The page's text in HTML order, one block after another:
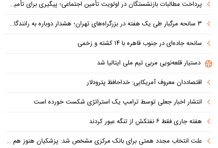
پرداخت مطالبات بازنشستگان در اولویت تأمین اجتماعی؛ پیگیری برای تأمین منابع ادامه دارد
۳ سانحه مرگبار طی یک هفته در بزرگراه‌های تهران؛ هشدار دوباره به رانندگان و عابران
سانحه جاده‌ای در جنوب قاهره با ۱۴ کشته و زخمی
دستیار قلعه‌نویی مربی تیم ملی ایتالیا شد
اقتصاددان معروف آمریکایی: خداحافظ پترودلار
انتشار اخبار جعلی توسط ترامپ یک استراتژی شکست خورده است
هفته جاری فقط ۶ نفتکش از تنگه عبور کردند
علت انتخاب مجدد همتی برای بانک مرکزی مشخص شد: پزشکیان هنوز هم متوجه نشده است چرا همتی استیضاح شد!